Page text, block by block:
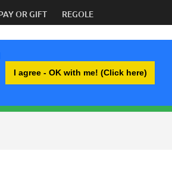
I agree - OK with me! (Click here)
OR GIFT REGOLE